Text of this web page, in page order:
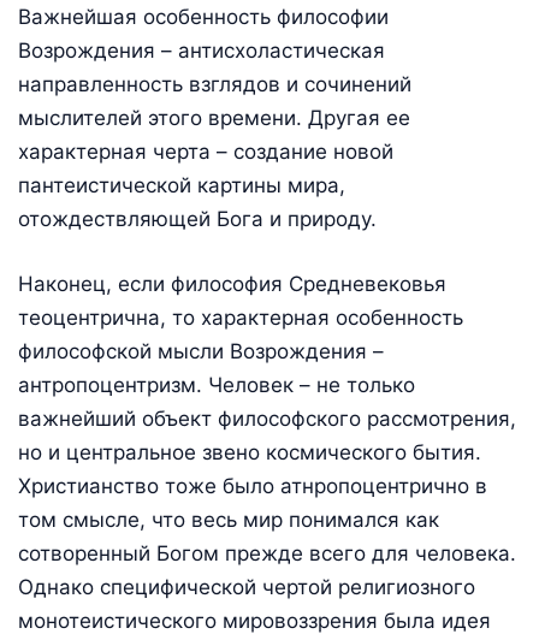
Важнейшая особенность философии
Возрождения – антисхоластическая
направленность взглядов и сочинений
мыслителей этого времени. Другая ее
характерная черта – создание новой
пантеистической картины мира,
отождествляющей Бога и природу.
Наконец, если философия Средневековья
теоцентрична, то характерная особенность
философской мысли Возрождения –
антропоцентризм. Человек – не только
важнейший объект философского рассмотрения,
но и центральное звено космического бытия.
Христианство тоже было атнропоцентрично в
том смысле, что весь мир понимался как
сотворенный Богом прежде всего для человека.
Однако специфической чертой религиозного
монотеистического мировоззрения была идея